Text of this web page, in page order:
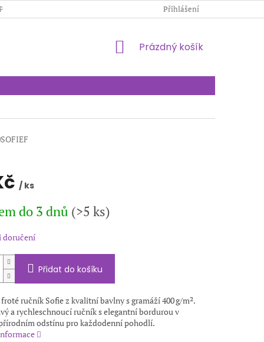
OCHRANY OSOBNÍCH ÚDAJŮ KONTAKTY
Přihlášení
NÁKUPNÍ
Prázdný košík
/ ks
do 3 dnů (>5 ks)
doručení
Přidat do košíku
ručník Sofie z kvalitní bavlny s gramáží 400 g/m².
a rychleschnoucí ručník s elegantní bordurou v
odstínu pro každodenní pohodlí.